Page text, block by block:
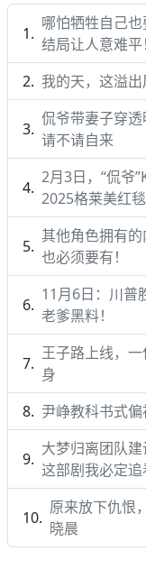
哪怕牺牲自己
结局让人意难平！
我的天，这溢出
侃爷带妻子穿
请不请自来
2月3日，“侃爷
2025格莱美红
其他角色拥有的
也必须要有！
11月6日：川普
老爹黑料！
王子路上线，
身
尹峥教科书式
大梦归离团队建
这部剧我必定追
原来放下仇恨
晓晨